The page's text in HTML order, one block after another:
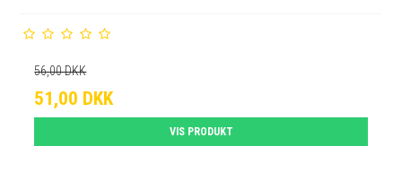
56,00 DKK
51,00 DKK
VIS PRODUKT